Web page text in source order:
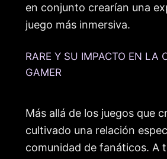
en conjunto crearían una
juego más inmersiva.
RARE Y SU IMPACTO EN LA
GAMER
Más allá de los juegos que
cultivado una relación
comunidad de fanáticos. A